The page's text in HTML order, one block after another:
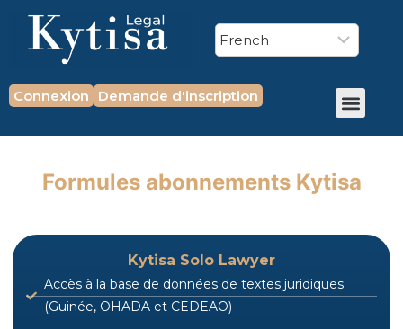
Connexion Demande d'inscription
Formules abonnements Kytisa
Kytisa Solo Lawyer
Accès à la base de données de textes juridiques
(Guinée, OHADA et CEDEAO)